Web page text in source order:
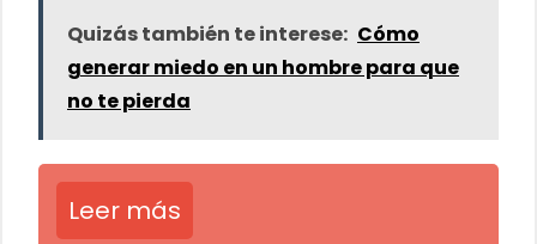
Quizás también te interese: Cómo
generar miedo en un hombre para que
no te pierda
Leer más